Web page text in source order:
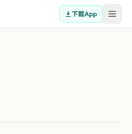
下載App